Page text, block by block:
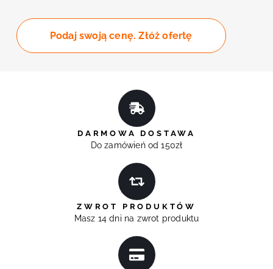
Podaj swoją cenę. Złóż ofertę
DARMOWA DOSTAWA
Do zamówień od 150zł
ZWROT PRODUKTÓW
Masz 14 dni na zwrot produktu